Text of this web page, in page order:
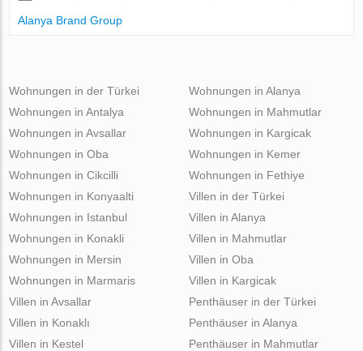
Alanya Brand Group
Wohnungen in der Türkei
Wohnungen in Antalya
Wohnungen in Avsallar
Wohnungen in Oba
Wohnungen in Cikcilli
Wohnungen in Alanya
Wohnungen in Mahmutlar
Wohnungen in Kargicak
Wohnungen in Kemer
Wohnungen in Fethiye
Wohnungen in Konyaalti
Wohnungen in Istanbul
Wohnungen in Konakli
Wohnungen in Mersin
Wohnungen in Marmaris
Villen in der Türkei
Villen in Alanya
Villen in Mahmutlar
Villen in Oba
Villen in Kargicak
Villen in Avsallar
Villen in Konaklı
Villen in Kestel
Penthäuser in der Türkei
Penthäuser in Alanya
Penthäuser in Mahmutlar